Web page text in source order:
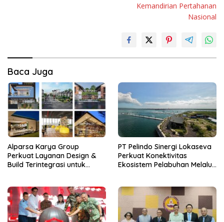
Kemandirian Pertahanan
Nasional
Baca Juga
Alparsa Karya Group
Perkuat Layanan Design &
Build Terintegrasi untuk
PT Pelindo Sinergi Lokaseva
Perkuat Konektivitas
Ekosistem Pelabuhan Melalui